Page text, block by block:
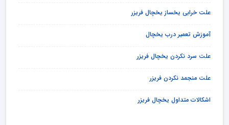
علت خرابی یخساز یخچال فریزر
آموزش تعمیر درب یخچال
علت سرد نکردن یخچال فریزر
علت منجمد نکردن فریزر
اشکالات متداول یخچال فریزر